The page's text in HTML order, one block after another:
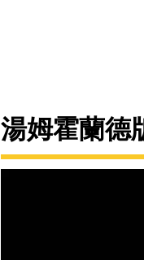
湯姆霍蘭德